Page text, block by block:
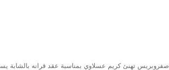
صفروبريس تهنئ كريم عسلاوي بمناسبة عقد قرانه بالشابة